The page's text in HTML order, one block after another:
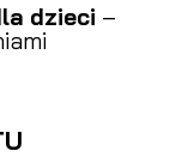
dzieci –